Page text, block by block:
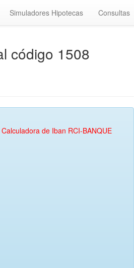
Simuladores Hipotecas Consultas
código 1508
Calculadora de Iban RCI-BANQUE